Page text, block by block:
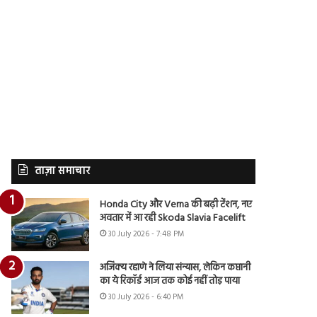
ताज़ा समाचार
Honda City और Verna की बढ़ी टेंशन, नए
अवतार में आ रही Skoda Slavia Facelift
30 July 2026 - 7:48 PM
अजिंक्य रहाणे ने लिया संन्यास, लेकिन कप्तानी
का ये रिकॉर्ड आज तक कोई नहीं तोड़ पाया
30 July 2026 - 6:40 PM